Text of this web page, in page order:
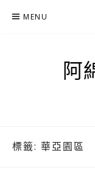
MENU
阿
標籤: 華亞園區